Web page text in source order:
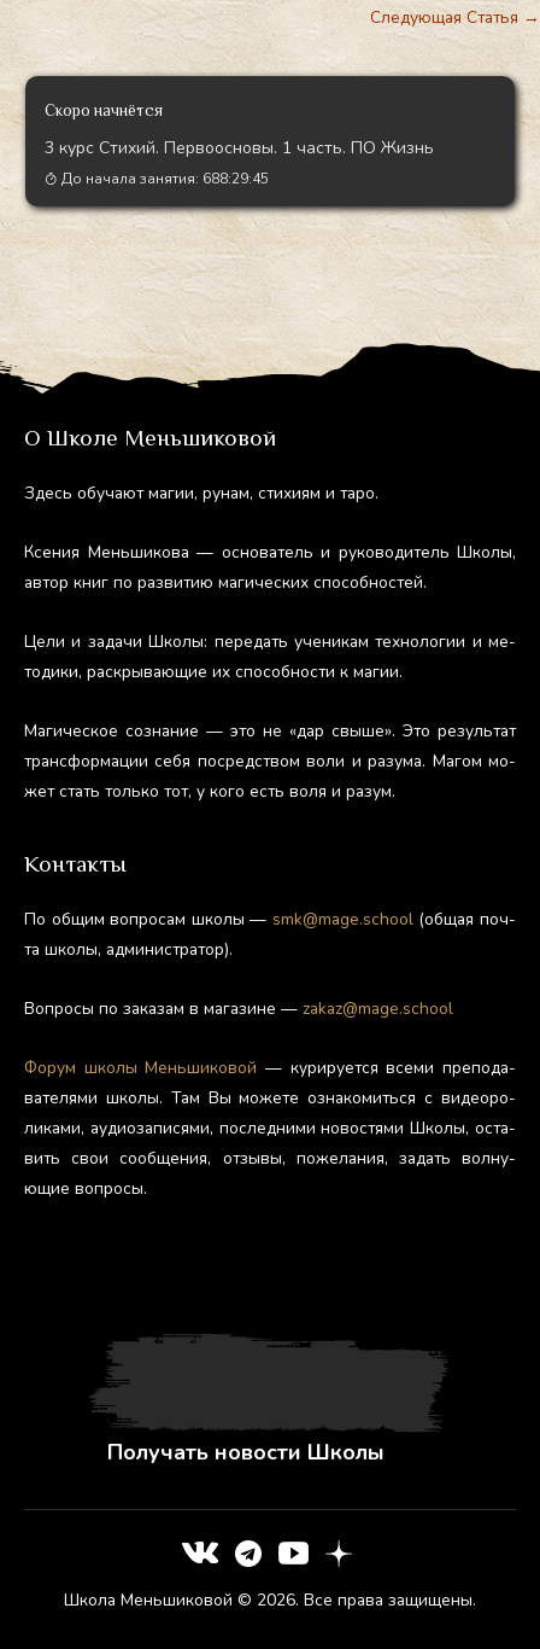
Следующая Статья→
Скоро начнётся
3 курс Стихий. Первоосновы. 1 часть. ПО Жизнь
До начала занятия: 688:29:44
О Школе Меньшиковой
Здесь обу­ча­ют ма­гии, ру­нам, сти­хи­ям и та­ро.
Ксе­ния Мень­ши­кова — ос­но­ватель и ру­ково­дитель Шко­лы,
ав­тор книг по раз­ви­тию ма­гичес­ких спо­соб­ностей.
Це­ли и за­дачи Шко­лы: пе­редать уче­никам тех­но­логии и ме­
тоди­ки, рас­кры­ва­ющие их спо­соб­ности к ма­гии.
Ма­гичес­кое соз­на­ние — это не «дар свы­ше». Это ре­зуль­тат
тран­сфор­ма­ции се­бя пос­редс­твом во­ли и ра­зума. Ма­гом мо­
жет стать толь­ко тот, у ко­го есть во­ля и ра­зум.
Контакты
По об­щим воп­ро­сам шко­лы — smk@mage.school(об­щая поч­
та шко­лы, ад­ми­нис­тра­тор).
Воп­ро­сы по за­казам в ма­гази­не — zakaz@mage.school
Фо­рум шко­лы Мень­ши­ковой — ку­риру­ет­ся все­ми пре­пода­
вате­лями шко­лы. Там Вы мо­жете оз­на­комить­ся с ви­де­оро­
лика­ми, а­уди­оза­пися­ми, пос­ледни­ми но­вос­тя­ми Шко­лы, ос­та­
вить свои со­об­ще­ния, от­зы­вы, по­жела­ния, за­дать вол­ну­
ющие воп­ро­сы.
Получать новости Школы
Школа Меньшиковой © 2026. Все права защищены.